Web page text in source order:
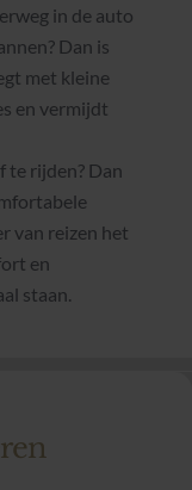
in de auto
Dan is
met kleine
en vermijdt
te rijden? Dan
van reizen het
en
staan.